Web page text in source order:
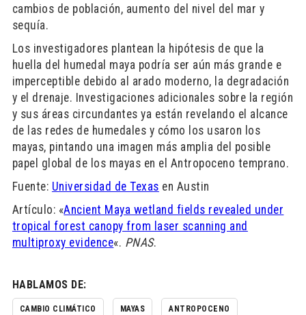
cambios de población, aumento del nivel del mar y
sequía.
Los investigadores plantean la hipótesis de que la
huella del humedal maya podría ser aún más grande e
imperceptible debido al arado moderno, la degradación
y el drenaje. Investigaciones adicionales sobre la región
y sus áreas circundantes ya están revelando el alcance
de las redes de humedales y cómo los usaron los
mayas, pintando una imagen más amplia del posible
papel global de los mayas en el Antropoceno temprano.
Fuente: Universidad de Texas en Austin
Artículo: «Ancient Maya wetland fields revealed under
tropical forest canopy from laser scanning and
multiproxy evidence«. PNAS.
HABLAMOS DE:
CAMBIO CLIMÁTICO MAYAS ANTROPOCENO